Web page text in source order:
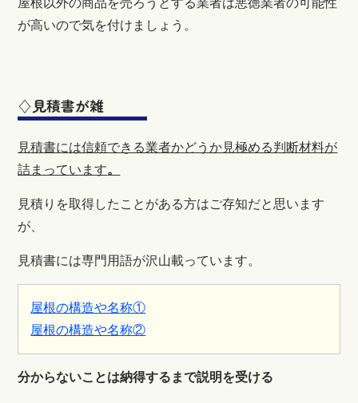
屋根以外の商品を売ろうとする業者は悪徳業者の可能性
が高いので気を付けましょう。
♢見積書が雑
見積書には信頼できる業者かどうか見極める判断材料が
詰まっています。
見積りを取得したことがある方はご存知だと思います
が、
見積書には専門用語が沢山載っています。
屋根の構造や名称①
屋根の構造や名称②
分からないことは納得するまで説明を受ける